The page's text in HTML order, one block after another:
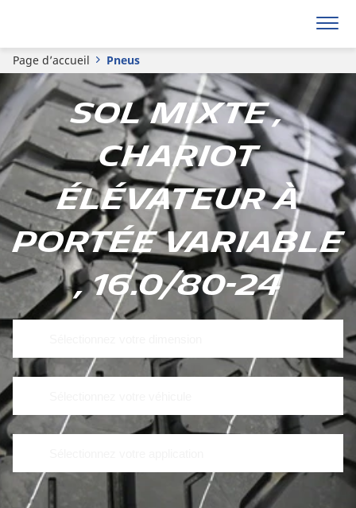
Page d’accueil Pneus
Sol mixte ,
Chariot
élévateur à
portée variable
, 16.0/80-24